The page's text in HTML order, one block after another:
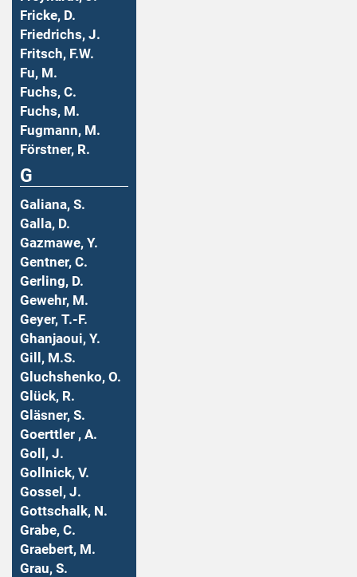
Fricke, D.
Friedrichs, J.
Fritsch, F.W.
Fu, M.
Fuchs, C.
Fuchs, M.
Fugmann, M.
Förstner, R.
G
Galiana, S.
Galla, D.
Gazmawe, Y.
Gentner, C.
Gerling, D.
Gewehr, M.
Geyer, T.-F.
Ghanjaoui, Y.
Gill, M.S.
Gluchshenko, O.
Glück, R.
Gläsner, S.
Goerttler , A.
Goll, J.
Gollnick, V.
Gossel, J.
Gottschalk, N.
Grabe, C.
Graebert, M.
Grau, S.